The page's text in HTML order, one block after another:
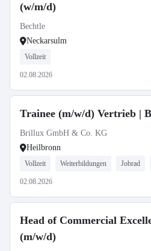
(w/m/d)
Bechtle
Neckarsulm
Vollzeit
02.08.2026
Trainee (m/w/d) Vertrieb |
Brillux GmbH & Co. KG
Heilbronn
Vollzeit Weiterbildungen Jobrad
02.08.2026
Head of Commercial
(m/w/d)